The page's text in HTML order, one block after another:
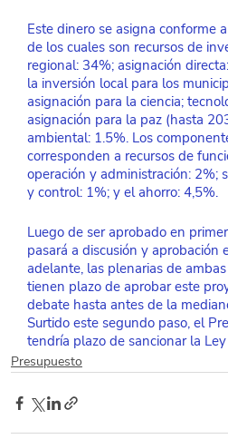
Este dinero se asigna conforme
de los cuales son recursos de
regional: 34%; asignación
la inversión local para los
asignación para la ciencia;
asignación para la paz (hasta
ambiental: 1.5%. Los
corresponden a recursos de
operación y administración: 2%;
y control: 1%; y el ahorro: 4,5%.
Luego de ser aprobado en
pasará a discusión y aprobación
adelante, las plenarias de
tienen plazo de aprobar este
debate hasta antes de la
Surtido este segundo paso, el
tendría plazo de sancionar la
Presupuesto